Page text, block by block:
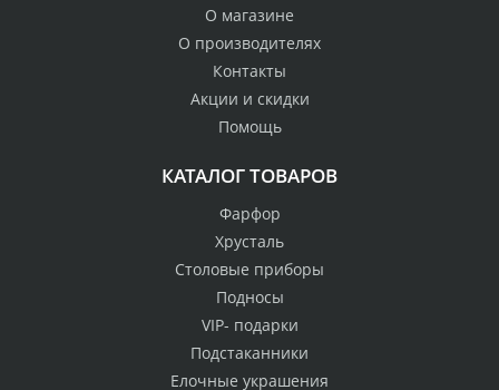
О магазине
О производителях
Контакты
Акции и скидки
Помощь
КАТАЛОГ ТОВАРОВ
Фарфор
Хрусталь
Столовые приборы
Подносы
VIP- подарки
Подстаканники
Елочные украшения